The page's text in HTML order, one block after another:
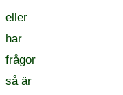
eller
har
frågor
så är